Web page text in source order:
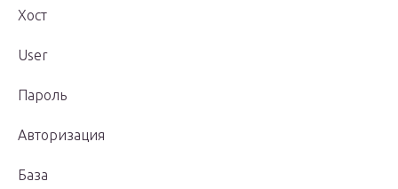
Хост
User
Пароль
Авторизация
База